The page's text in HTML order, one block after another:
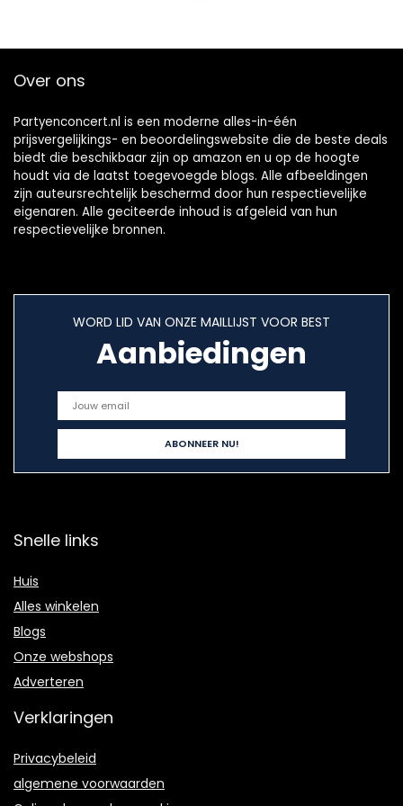
Over ons
Partyenconcert.nl is een moderne alles-in-één
prijsvergelijkings- en beoordelingswebsite die de beste deals
biedt die beschikbaar zijn op amazon en u op de hoogte
houdt via de laatst toegevoegde blogs. Alle afbeeldingen
zijn auteursrechtelijk beschermd door hun respectievelijke
eigenaren. Alle geciteerde inhoud is afgeleid van hun
respectievelijke bronnen.
WORD LID VAN ONZE MAILLIJST VOOR BEST
Aanbiedingen
Snelle links
Huis
Alles winkelen
Blogs
Onze webshops
Adverteren
Verklaringen
Privacybeleid
algemene voorwaarden